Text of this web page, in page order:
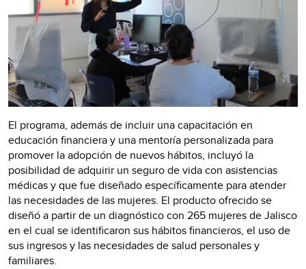
El programa, además de incluir una capacitación en
educación financiera y una mentoría personalizada para
promover la adopción de nuevos hábitos, incluyó la
posibilidad de adquirir un seguro de vida con asistencias
médicas y que fue diseñado específicamente para atender
las necesidades de las mujeres. El producto ofrecido se
diseñó a partir de un diagnóstico con 265 mujeres de Jalisco
en el cual se identificaron sus hábitos financieros, el uso de
sus ingresos y las necesidades de salud personales y
familiares.